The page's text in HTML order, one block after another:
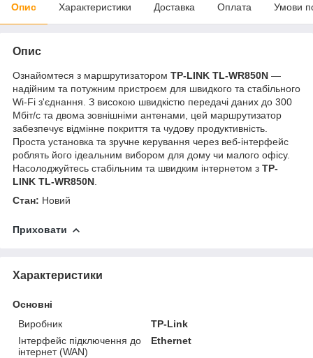
Опис Характеристики Доставка Оплата Умови
Опис
Ознайомтеся з маршрутизатором TP-LINK TL-WR850N —
надійним та потужним пристроєм для швидкого та стабільного
Wi-Fi з'єднання. З високою швидкістю передачі даних до 300
Мбіт/с та двома зовнішніми антенами, цей маршрутизатор
забезпечує відмінне покриття та чудову продуктивність.
Проста установка та зручне керування через веб-інтерфейс
роблять його ідеальним вибором для дому чи малого офісу.
Насолоджуйтесь стабільним та швидким інтернетом з TP-
LINK TL-WR850N
Стан: Новий
Приховати
Характеристики
Основні
Виробник
TP-Link
Інтерфейс підключення до
інтернет (WAN)
Ethernet